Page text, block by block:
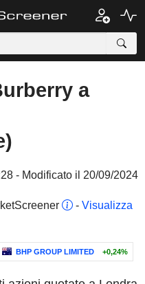
a
- Modificato il 20/09/2024
- Visualizza
BHP GROUP LIMITED +0,24%